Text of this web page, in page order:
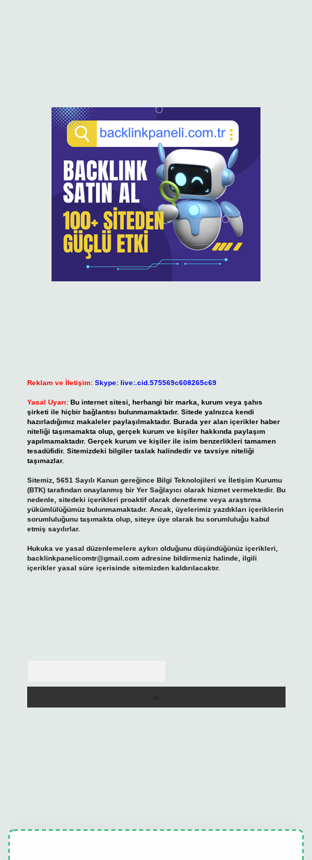
Reklam ve İletişim: Skype: live:.cid.575569c608265c69
Yasal Uyarı: Bu internet sitesi, herhangi bir marka, kurum veya şahıs
şirketi ile hiçbir bağlantısı bulunmamaktadır. Sitede yalnızca kendi
hazırladığımız makaleler paylaşılmaktadır. Burada yer alan içerikler haber
niteliği taşımamakta olup, gerçek kurum ve kişiler hakkında paylaşım
yapılmamaktadır. Gerçek kurum ve kişiler ile isim benzerlikleri tamamen
tesadüfidir. Sitemizdeki bilgiler taslak halindedir ve tavsiye niteliği
taşımazlar.
Sitemiz, 5651 Sayılı Kanun gereğince Bilgi Teknolojileri ve İletişim Kurumu
(BTK) tarafından onaylanmış bir Yer Sağlayıcı olarak hizmet vermektedir. Bu
nedenle, sitedeki içerikleri proaktif olarak denetleme veya araştırma
yükümlülüğümüz bulunmamaktadır. Ancak, üyelerimiz yazdıkları içeriklerin
sorumluluğunu taşımakta olup, siteye üye olarak bu sorumluluğu kabul
etmiş sayılırlar.
Hukuka ve yasal düzenlemelere aykırı olduğunu düşündüğünüz içerikleri,
backlinkpanelicomtr@gmail.comadresine bildirmeniz halinde, ilgili
içerikler yasal süre içerisinde sitemizden kaldırılacaktır.